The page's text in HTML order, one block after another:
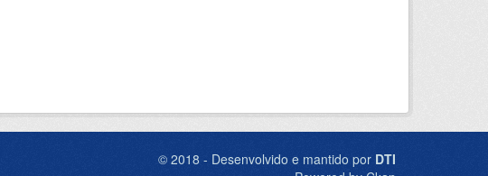
© 2018 - Desenvolvido e mantido por DTI